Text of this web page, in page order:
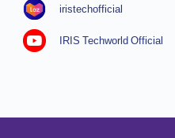
iristechofficial
IRIS Techworld Official